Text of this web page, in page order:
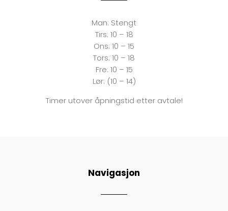
Man: Stengt
Tirs: 10 – 18
Ons: 10 – 15
Tors: 10 – 18
Fre: 10 – 15
Lør: (10 – 14)
Timer utover åpningstid etter avtale!
Navigasjon